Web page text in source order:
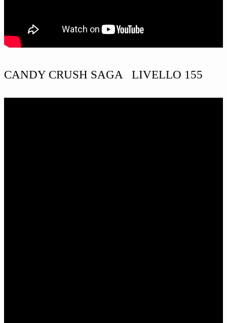
CANDY CRUSH SAGA LIVELLO 155